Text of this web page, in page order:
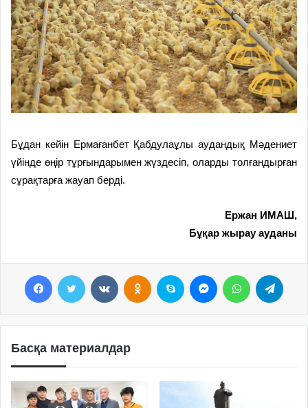
Бұдан кейін Ермағанбет Қабдулаұлы аудандық Мәдениет
үйінде өңір тұрғындарымен жүздесіп, оларды толғандырған
сұрақтарға жауап берді.
Ержан ИМАШ,
Бұқар жырау ауданы
Басқа материалдар